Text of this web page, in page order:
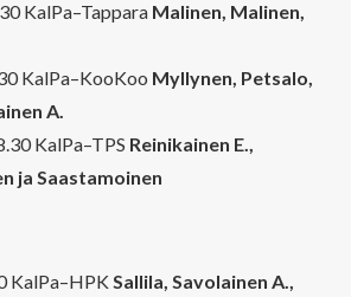
KalPa–Tappara Malinen, Malinen,
KalPa–KooKoo Myllynen, Petsalo,
A.
KalPa–TPS Reinikainen E.,
ja Saastamoinen
KalPa–HPK Sallila, Savolainen A.,